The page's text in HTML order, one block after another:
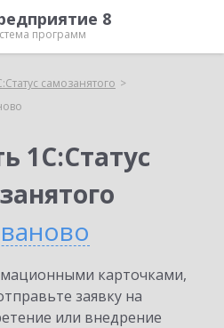
8
программ
самозанятого
1С:Статус
карточками,
заявку на
или внедрение